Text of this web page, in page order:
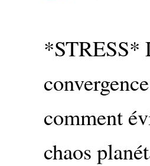
*STRESS*
comment
chaos